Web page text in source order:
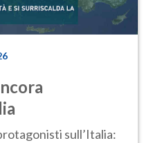
sull’Italia: